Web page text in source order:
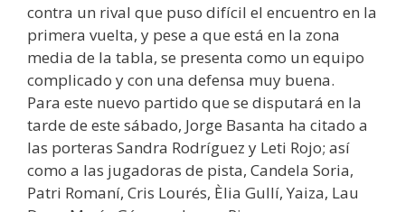
contra un rival que puso difícil el encuentro en la
primera vuelta, y pese a que está en la zona
media de la tabla, se presenta como un equipo
complicado y con una defensa muy buena.
Para este nuevo partido que se disputará en la
tarde de este sábado, Jorge Basanta ha citado a
las porteras Sandra Rodríguez y Leti Rojo; así
como a las jugadoras de pista, Candela Soria,
Patri Romaní, Cris Lourés, Èlia Gullí, Yaiza, Lau